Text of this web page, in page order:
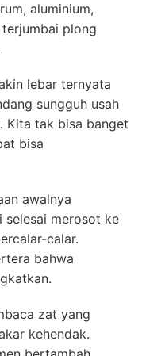
aluminium,
plong
lebar ternyata
sungguh usah
Kita tak bisa banget
bisa
awalnya
selesai merosot ke
calar.
bahwa
zat yang
kehendak.